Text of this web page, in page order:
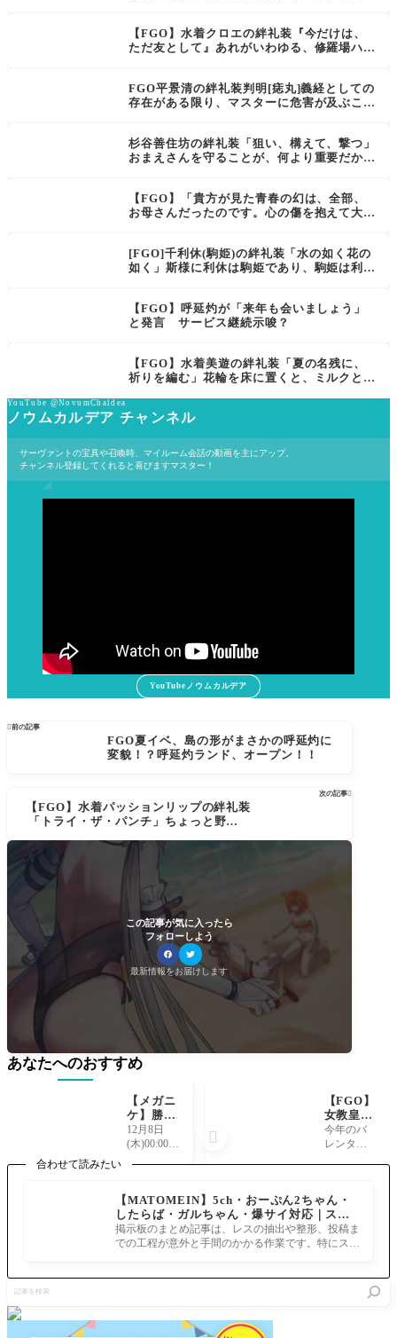
【FGO】水着クロエの絆礼装『今だけは、
ただ友として』あれがいわゆる、修羅場ハイ
FGO平景清の絆礼装判明[痣丸]義経としての
存在がある限り、マスターに危害が及ぶこと
杉谷善住坊の絆礼装「狙い、構えて、撃つ」
おまえさんを守ることが、何より重要だから
【FGO】「貴方が見た青春の幻は、全部、
お母さんだったのです。心の傷を抱えて大人
[FGO]千利休(駒姫)の絆礼装「水の如く花の
如く」斯様に利休は駒姫であり、駒姫は利休
【FGO】呼延灼が「来年も会いましょう」
と発言 サービス継続示唆？
【FGO】水着美遊の絆礼装「夏の名残に、
祈りを編む」花輪を床に置くと、ミルクと妖
YouTube @NovumChaldea
ノウムカルデア チャンネル
サーヴァントの宝具や召喚時、マイルーム会話の動画を主にアップ。
チャンネル登録してくれると喜びますマスター！
YouTubeノウムカルデア
前の記事
FGO夏イベ、島の形がまさかの呼延灼に
変貌！？呼延灼ランド、オープン！！
次の記事
【FGO】水着パッションリップの絆礼装
「トライ・ザ・パンチ」ちょっと野暮っ
る事より、大切な事があるとその花は願
この記事が気に入ったら
フォローしよう
最新情報をお届けします
合わせて読みたい
【MATOMEIN】5ch・おーぷん2ちゃん・
したらば・ガルちゃん・爆サイ対応｜スマ
ホでまとめ記事を作れるアプリ FGOのまと
め記事ができるまで
掲示板のまとめ記事は、レスの抽出や整形、投稿ま
での工程が意外と手間のかかる作業です。特にスマ
を
検
あなたへのおすすめ
【メガニ
ケ】勝利
の女神NI
KKE 新
(ルピー:
ウィンタ
ーショッ
パー)が
12月8日
(木)00:00～
ケ ルピー:
ウィンタ
ーショッ
パー(クリ
【FGO】
女教皇ヨ
ハンナ実
装！「ヨ
ぶっ壊せ
☆らぶら
ぶはぁと
大石像」
(金)より
今年のバ
レンタイ
後かぁ女
教皇ヨハ
ンナは星5
SSRルーラ
